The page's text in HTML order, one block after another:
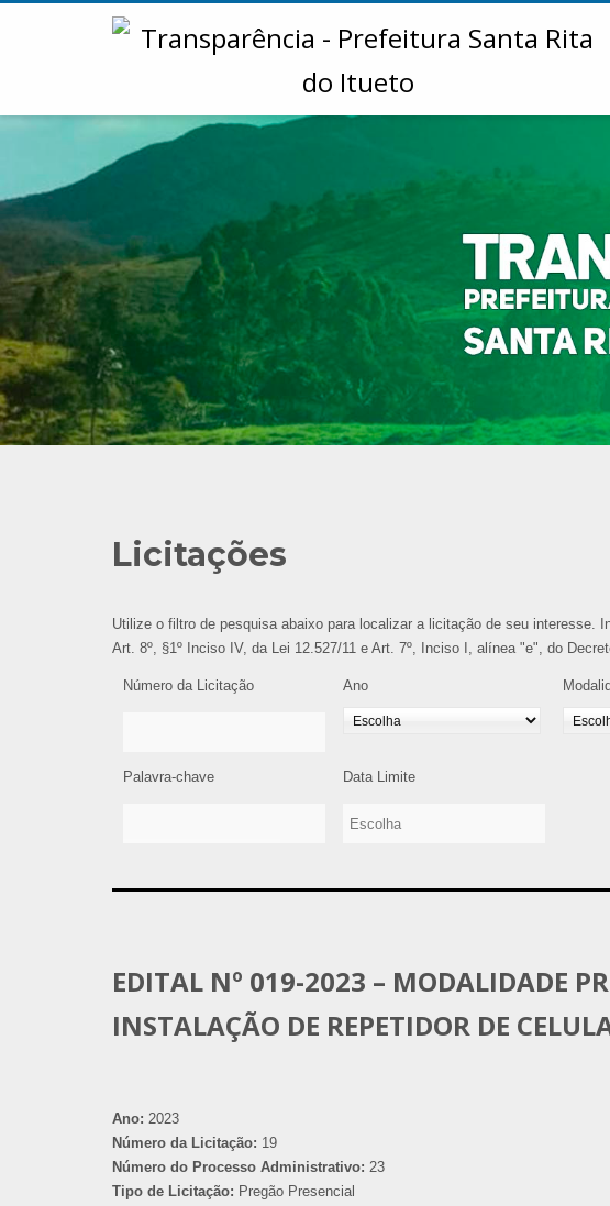
Licitações
Utilize o filtro de pesquisa abaixo para localizar a licitação de seu interesse.
Art. 8º, §1º Inciso IV, da Lei 12.527/11 e Art. 7º, Inciso I, alínea "e", do
Número da Licitação Ano
Palavra-chave Data Limite
EDITAL Nº 019-2023 – MODALIDADE
INSTALAÇÃO DE REPETIDOR DE
Ano: 2023
Número da Licitação: 19
Número do Processo Administrativo: 23
Tipo de Licitação: Pregão Presencial